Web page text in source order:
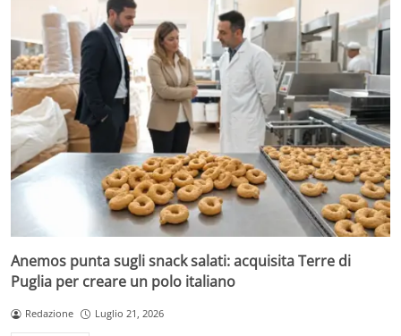
Anemos punta sugli snack salati: acquisita Terre di
Puglia per creare un polo italiano
Redazione Luglio 21, 2026